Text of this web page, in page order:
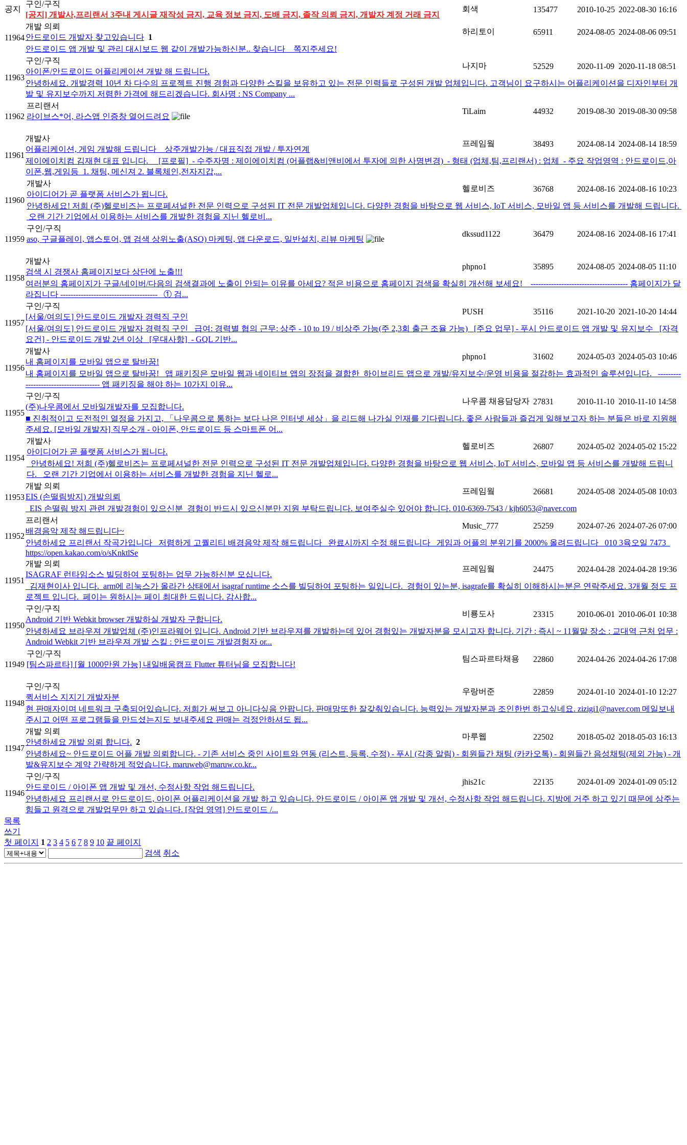
공지
구인/구직
[공지] 개발사,프리랜서 3주내 게시글 재작성 금지, 교육 정보 금지, 도배 금지, 졸작 의뢰 금지, 개발자 계정 거래 금지
회색 135477 2010-10-25 2022-08-30 16:16
11964
개발 의뢰
안드로이드 개발자 찾고있습니다 1
하리토이 65911 2024-08-05 2024-08-06 09:51
안드로이드 앱 개발 및 관리 대시보드 웹 같이 개발가능하신분.. 찾습니다 쪽지주세요!
11963
구인/구직
아이폰/안드로이드 어플리케이션 개발 해 드립니다.
나지마 52529 2020-11-09 2020-11-18 08:51
안녕하세요. 개발경력 10년 차 다수의 프로젝트 진행 경험과 다양한 스킬을 보유하고 있는 전문 인력들로 구성된 개발 업체입니다. 고객님이 요구하시는 어플리케이션을 디자인부터 개
발 및 유지보수까지 저렴한 가격에 해드리겠습니다. 회사명 : NS Company ...
11962
프리랜서
라이브스*어, 라스앱 인증창 열어드려요
TiLaim 44932 2019-08-30 2019-08-30 09:58
11961
개발사
어플리케이션, 게임 개발해 드립니다 _ 상주개발가능 / 대표직접 개발 / 투자연계
프레임웤 38493 2024-08-14 2024-08-14 18:59
제이에이치컴 김재현 대표 입니다. [프로필] ​ - 수주자명 : 제이에이치컴 (어플랩&비앤비에서 투자에 의한 사명변경) ​ - 형태 (업체,팀,프리랜서) : 업체 ​ - 주요 작업영역 : 안드로이드,아
이폰,웹,게임등 ​ 1. 채팅, 메신져 2. 블록체인,전자지갑,...
11960
개발사
아이디어가 곧 플랫폼 서비스가 됩니다.
헬로비즈 36768 2024-08-16 2024-08-16 10:23
안녕하세요! 저희 (주)헬로비즈는 프로페셔널한 전문 인력으로 구성된 IT 전문 개발업체입니다. 다양한 경험을 바탕으로 웹 서비스, IoT 서비스, 모바일 앱 등 서비스를 개발해 드립니다. ​
​ 오랜 기간 기업에서 이용하는 서비스를 개발한 경험을 지닌 헬로비...
11959
구인/구직
aso, 구글플레이, 앱스토어, 앱 검색 상위노출(ASO) 마케팅, 앱 다운로드, 일반설치, 리뷰 마케팅
dkssud1122 36479 2024-08-16 2024-08-16 17:41
11958
개발사
검색 시 경쟁사 홈페이지보다 상단에 노출!!!
phpno1 35895 2024-08-05 2024-08-05 11:10
여러분의 홈페이지가 구글/네이버/다음의 검색결과에 노출이 안되는 이유를 아세요? 적은 비용으로 홈페이지 검색을 확실히 개선해 보세요! -------------------------------------- 홈페이지가 달
라집니다 -------------------------------------- ① 검...
11957
구인/구직
[서울/여의도] 안드로이드 개발자 경력직 구인
PUSH 35116 2021-10-20 2021-10-20 14:44
[서울/여의도] 안드로이드 개발자 경력직 구인 급여: 경력별 협의 근무: 상주 - 10 to 19 / 비상주 가능(주 2,3회 출근 조율 가능) [주요 업무] - 푸시 안드로이드 앱 개발 및 유지보수 [자격
요건] - 안드로이드 개발 2년 이상 [우대사항] - GQL 기반...
11956
개발사
내 홈페이지를 모바일 앱으로 탈바꿈!
phpno1 31602 2024-05-03 2024-05-03 10:46
내 홈페이지를 모바일 앱으로 탈바꿈! 앱 패키징은 모바일 웹과 네이티브 앱의 장점을 결합한 하이브리드 앱으로 개발/유지보수/운영 비용을 절감하는 효과적인 솔루션입니다. ---------
----------------------------- 앱 패키징을 해야 하는 10가지 이유...
11955
구인/구직
(주)나우콤에서 모바일개발자를 모집합니다.
나우콤 채용담당자 27831 2010-11-10 2010-11-10 14:58
■ 진취적이고 도전적인 열정을 가지고, 「나우콤으로 통하는 보다 나은 인터넷 세상」을 리드해 나가실 인재를 기다립니다. 좋은 사람들과 즐겁게 일해보고자 하는 분들은 바로 지원해
주세요. [모바일 개발자] 직무소개 - 아이폰, 안드로이드 등 스마트폰 어...
11954
개발사
아이디어가 곧 플랫폼 서비스가 됩니다.
헬로비즈 26807 2024-05-02 2024-05-02 15:22
안녕하세요! 저희 (주)헬로비즈는 프로페셔널한 전문 인력으로 구성된 IT 전문 개발업체입니다. 다양한 경험을 바탕으로 웹 서비스, IoT 서비스, 모바일 앱 등 서비스를 개발해 드립니
다. ​ ​ 오랜 기간 기업에서 이용하는 서비스를 개발한 경험을 지닌 헬로...
11953
개발 의뢰
EIS (손떨림방지) 개발의뢰
프레임웤 26681 2024-05-08 2024-05-08 10:03
EIS 손떨림 방지 관련 개발경험이 있으신분 경험이 반드시 있으신분만 지원 부탁드립니다. 보여주실수 있어야 합니다. 010-6369-7543 / kjh6053@naver.com
11952
프리랜서
배경음악 제작 해드립니다~
Music_777 25259 2024-07-26 2024-07-26 07:00
안녕하세요 프리랜서 작곡가입니다 저렴하게 고퀄리티 배경음악 제작 해드립니다 완료시까지 수정 해드립니다 게임과 어플의 분위기를 2000% 올려드립니다 010 3육오일 7473
https://open.kakao.com/o/sKnktlSe
11951
개발 의뢰
ISAGRAF 런타임소스 빌딩하여 포팅하는 업무 가능하신분 모십니다.
프레임웤 24475 2024-04-28 2024-04-28 19:36
김재현이사 입니다. ​ arm에 리눅스가 올라간 상태에서 isagraf runtime 소스를 빌딩하여 포팅하는 일입니다. ​ 경험이 있는분, isagrafe를 확실히 이해하시는분은 연락주세요. 3개월 정도 프
로젝트 입니다. ​ 페이는 원하시는 페이 최대한 드립니다. 감사합...
11950
구인/구직
Android 기반 Webkit browser 개발하실 개발자 구합니다.
비룡도사 23315 2010-06-01
2010-06-01 10:38
안녕하세요 브라우져 개발업체 (주)인프라웨어 입니다. Android 기반 브라우져를 개발하는데 있어 경험있는 개발자분을 모시고자 합니다. 기간 : 즉시 ~ 11월말 장소 : 교대역 근처 업무 :
Android Webkit 기반 브라우져 개발 스킬 : 안드로이드 개발경험자 or...
11949
구인/구직
[팀스파르타] [월 1000만원 가능] 내일배움캠프 Flutter 튜터님을 모집합니다!
팀스파르타채용 22860 2024-04-26 2024-04-26 17:08
11948
구인/구직
퀵서비스 지지기 개발자분
우랑버준 22859 2024-01-10 2024-01-10 12:27
현 판매자이며 네트워크 구축되어있습니다. 저희가 써보고 아니다싶음 안팝니다. 판매망또한 잘갖춰있습니다. 능력있는 개발자분과 조인한번 하고싶네요. zizigi1@naver.com 메일보내
주시고 어떤 프로그램들을 만드셨는지도 보내주세요 판매는 걱정안하셔도 됩...
11947
개발 의뢰
안녕하세요 개발 의뢰 합니다. 2
마루웹 22502 2018-05-02 2018-05-03 16:13
안녕하세요~ 안드로이드 어플 개발 의뢰합니다. - 기존 서비스 중인 사이트와 연동 (리스트, 등록, 수정) - 푸시 (각종 알림) - 회원들간 채팅 (카카오톡) - 회원들간 음성채팅(제외 가능) - 개
발&유지보수 계약 간략하게 적었습니다. maruweb@maruw.co.kr...
11946
구인/구직
안드로이드 / 아이폰 앱 개발 및 개선, 수정사항 작업 해드립니다.
jhis21c 22135 2024-01-09 2024-01-09 05:12
안녕하세요 프리랜서로 안드로이드, 아이폰 어플리케이션을 개발 하고 있습니다. 안드로이드 / 아이폰 앱 개발 및 개선, 수정사항 작업 해드립니다. 지방에 거주 하고 있기 때문에 상주는
힘들고 원격으로 개발업무만 하고 있습니다. [작업 영역] 안드로이드 /...
목록
쓰기
첫 페이지
1 2 3 4 5 6 7 8 9 10 끝 페이지
검색 취소